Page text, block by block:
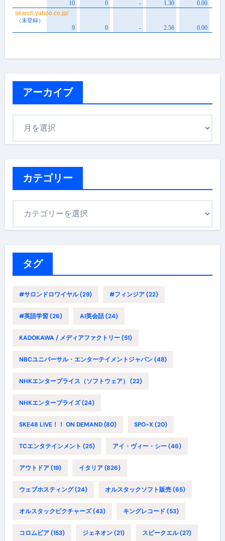
アーカイブ
カテゴリー
タグ
#サロンドロワイヤル(29) #フィンジア(22)
#英語学習(26) AI英会話(24)
KADOKAWA / メディアファクトリー(51)
NBCユニバーサル・エンターテイメントジャパン(48)
NHKエンタープライス（ソフトウェア） (22)
NHKエンタープライズ(24)
SKE48 LIVE！！ ON DEMAND(80) SPO-X(20)
TCエンタテインメント (25) アイ・ヴィー・シー(46)
アウトドア(19) イタリア(826)
ウェブホスティング(24) オルスタックソフト販売(65)
オルスタックピクチャーズ(43) キングレコード (53)
コロムビア(153) ジェネオン(21) スピークエル(27)